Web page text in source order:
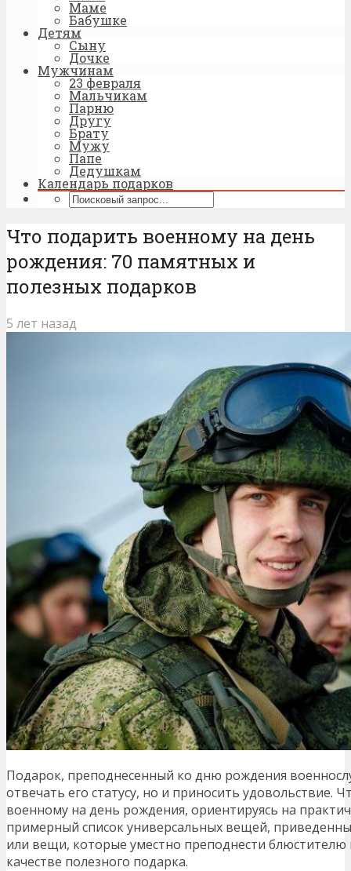
Маме
Бабушке
Детям
Сыну
Дочке
Мужчинам
23 февраля
Мальчикам
Парню
Другу
Брату
Мужу
Папе
Дедушкам
Календарь подарков
Что подарить военному на день
рождения: 70 памятных и
полезных подарков
5 лет назад
Подарок, преподнесенный ко дню рождения
отвечать его статусу, но и приносить удовольствие.
военному на день рождения, ориентируясь на
примерный список универсальных вещей,
или вещи, которые уместно преподнести
качестве полезного подарка.